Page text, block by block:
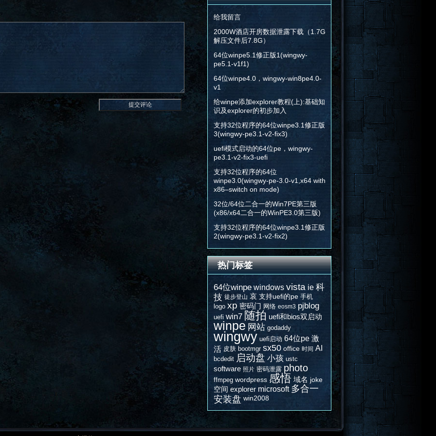
给我留言
2000W酒店开房数据泄露下载（1.7G
解压文件后7.8G）
64位winpe5.1修正版1(wingwy-
pe5.1-v1f1)
64位winpe4.0，wingwy-win8pe4.0-
v1
给winpe添加explorer教程(上):基础知
识及explorer的初步加入
支持32位程序的64位winpe3.1修正版
3(wingwy-pe3.1-v2-fix3)
uefi模式启动的64位pe，wingwy-
pe3.1-v2-fix3-uefi
支持32位程序的64位
winpe3.0(wingwy-pe-3.0-v1,x64 with
x86–switch on mode)
32位/64位二合一的Win7PE第三版
(x86/x64二合一的WinPE3.0第三版)
支持32位程序的64位winpe3.1修正版
2(wingwy-pe3.1-v2-fix2)
热门标签
64位winpe windows vista ie 科
技 徒步登山 哀 支持uefi的pe 手机
logo xp 密码门 网络 eosm3 pjblog
uefi win7 随拍 uefi和bios双启动
winpe 网站 godaddy
wingwy uefi启动 64位pe 激
活 皮肤 bootmgr sx50 office 时间 AI
bcdedit 启动盘 小孩 ustc
software 照片 密码泄露 photo
ffmpeg wordpress 感悟 域名 joke
空间 explorer microsoft 多合一
安装盘 win2008